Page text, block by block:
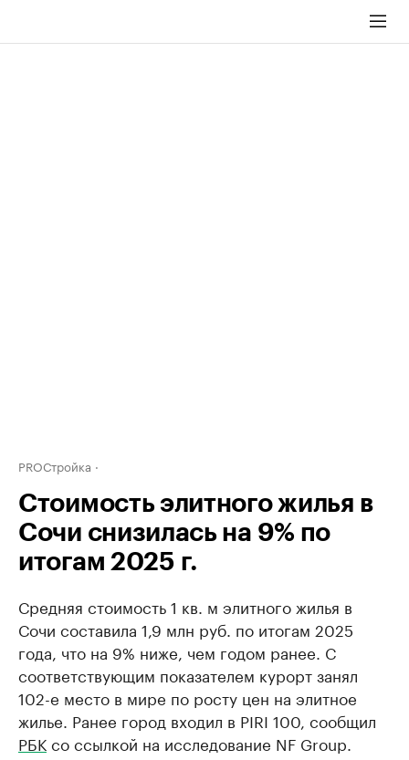
PROСтройка
Стоимость элитного жилья в
Сочи снизилась на 9% по
итогам 2025 г.
Средняя стоимость 1 кв. м элитного жилья в
Сочи составила 1,9 млн руб. по итогам 2025
года, что на 9% ниже, чем годом ранее. С
соответствующим показателем курорт занял
102-е место в мире по росту цен на элитное
жилье. Ранее город входил в PIRI 100, сообщил
РБКсо ссылкой на исследование NF Group.